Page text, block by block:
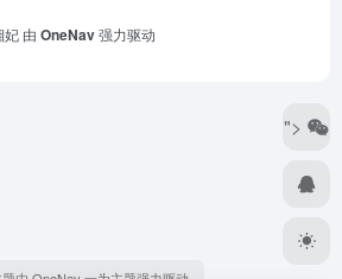
妃 由 OneNav强力驱动
">